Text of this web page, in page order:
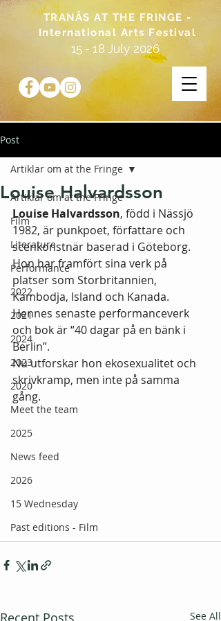
TRANÅS AT THE FRINGE -
International Arts Festival
15 - 18 July 2026
Post
Artiklar om at the Fringe
Film
Literature
Performance
2022
2021
2024
2023
2020
Meet the team
2025
News feed
2026
15 Wednesday
Past editions - Film
Artiklar om at the Fringe
Louise Halvardsson
Louise Halvardsson, född i Nässjö
1982, är punkpoet, författare och
scenkonstnär baserad i Göteborg.
Hon har framfört sina verk på
platser som Storbritannien,
Kambodja, Island och Kanada.
Hennes senaste performanceverk
och bok är “40 dagar på en bänk i
Berlin”.
Nu utforskar hon ekosexualitet och
skrivkramp, men inte på samma
gång.
Recent Posts See All